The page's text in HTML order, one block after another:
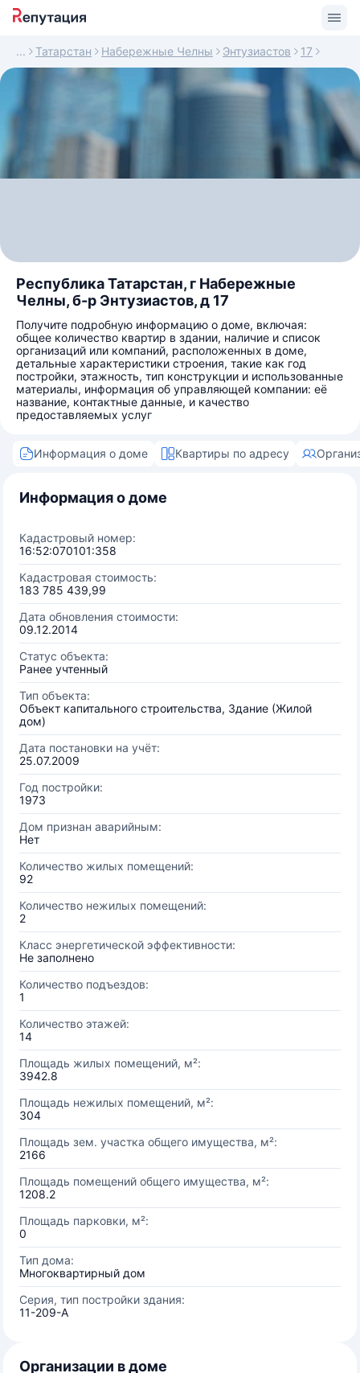
Татарстан Набережные Челны Энтузиастов 17
Республика Татарстан, г Набережные
Челны, б-р Энтузиастов, д 17
Получите подробную информацию о доме, включая:
общее количество квартир в здании, наличие и список
организаций или компаний, расположенных в доме,
детальные характеристики строения, такие как год
постройки, этажность, тип конструкции и использованные
материалы, информация об управляющей компании: её
название, контактные данные, и качество
предоставляемых услуг
Информация о доме Квартиры по адресу
Информация о доме
Кадастровый номер:
16:52:070101:358
Кадастровая стоимость:
183 785 439,99
Дата обновления стоимости:
09.12.2014
Статус объекта:
Ранее учтенный
Тип объекта:
Объект капитального строительства, Здание (Жилой
дом)
Дата постановки на учёт:
25.07.2009
Год постройки:
1973
Дом признан аварийным:
Нет
Количество жилых помещений:
92
Количество нежилых помещений:
2
Класс энергетической эффективности:
Не заполнено
Количество подъездов:
1
Количество этажей:
14
Площадь жилых помещений, м²:
3942.8
Площадь нежилых помещений, м²:
304
Площадь зем. участка общего имущества, м²:
2166
Площадь помещений общего имущества, м²:
1208.2
Площадь парковки, м²:
0
Тип дома:
Многоквартирный дом
Серия, тип постройки здания:
11-209-А
Организации в доме